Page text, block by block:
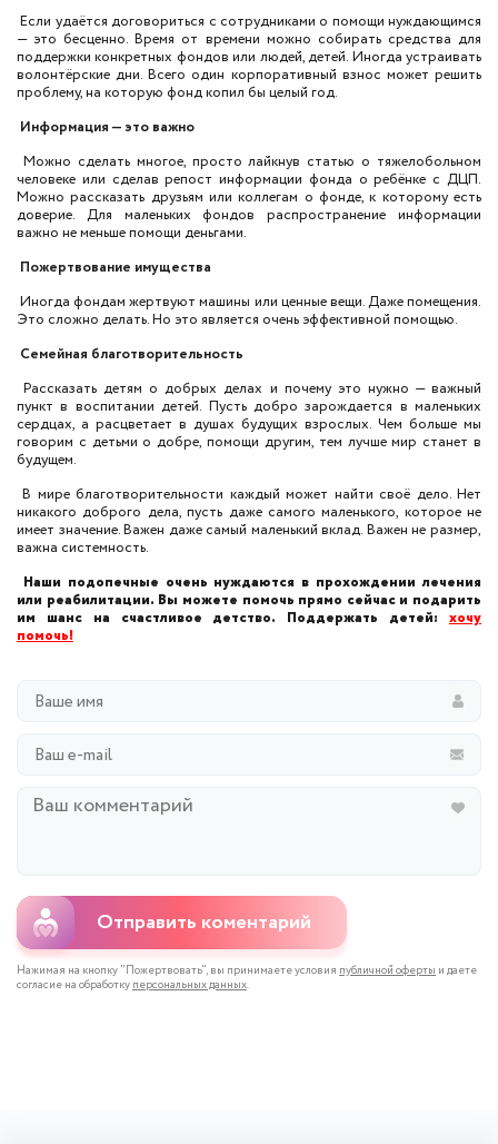
Если удаётся договориться с сотрудниками о помощи нуждающимся
— это бесценно. Время от времени можно собирать средства для
поддержки конкретных фондов или людей, детей. Иногда устраивать
волонтёрские дни. Всего один корпоративный взнос может решить
проблему, на которую фонд копил бы целый год.
Информация — это важно
Можно сделать многое, просто лайкнув статью о тяжелобольном
человеке или сделав репост информации фонда о ребёнке с ДЦП.
Можно рассказать друзьям или коллегам о фонде, к которому есть
доверие. Для маленьких фондов распространение информации
важно не меньше помощи деньгами.
Пожертвование имущества
Иногда фондам жертвуют машины или ценные вещи. Даже помещения.
Это сложно делать. Но это является очень эффективной помощью.
Семейная благотворительность
Рассказать детям о добрых делах и почему это нужно — важный
пункт в воспитании детей. Пусть добро зарождается в маленьких
сердцах, а расцветает в душах будущих взрослых. Чем больше мы
говорим с детьми о добре, помощи другим, тем лучше мир станет в
будущем.
В мире благотворительности каждый может найти своё дело. Нет
никакого доброго дела, пусть даже самого маленького, которое не
имеет значение. Важен даже самый маленький вклад. Важен не размер,
важна системность.
Наши подопечные очень нуждаются в прохождении лечения
или реабилитации. Вы можете помочь прямо сейчас и подарить
им шанс на счастливое детство. Поддержать детей: хочу
помочь!
Отправить коментарий
Нажимая на кнопку "Пожертвовать", вы принимаете условия публичной оферты и даете
согласие на обработкуперсональных данных.